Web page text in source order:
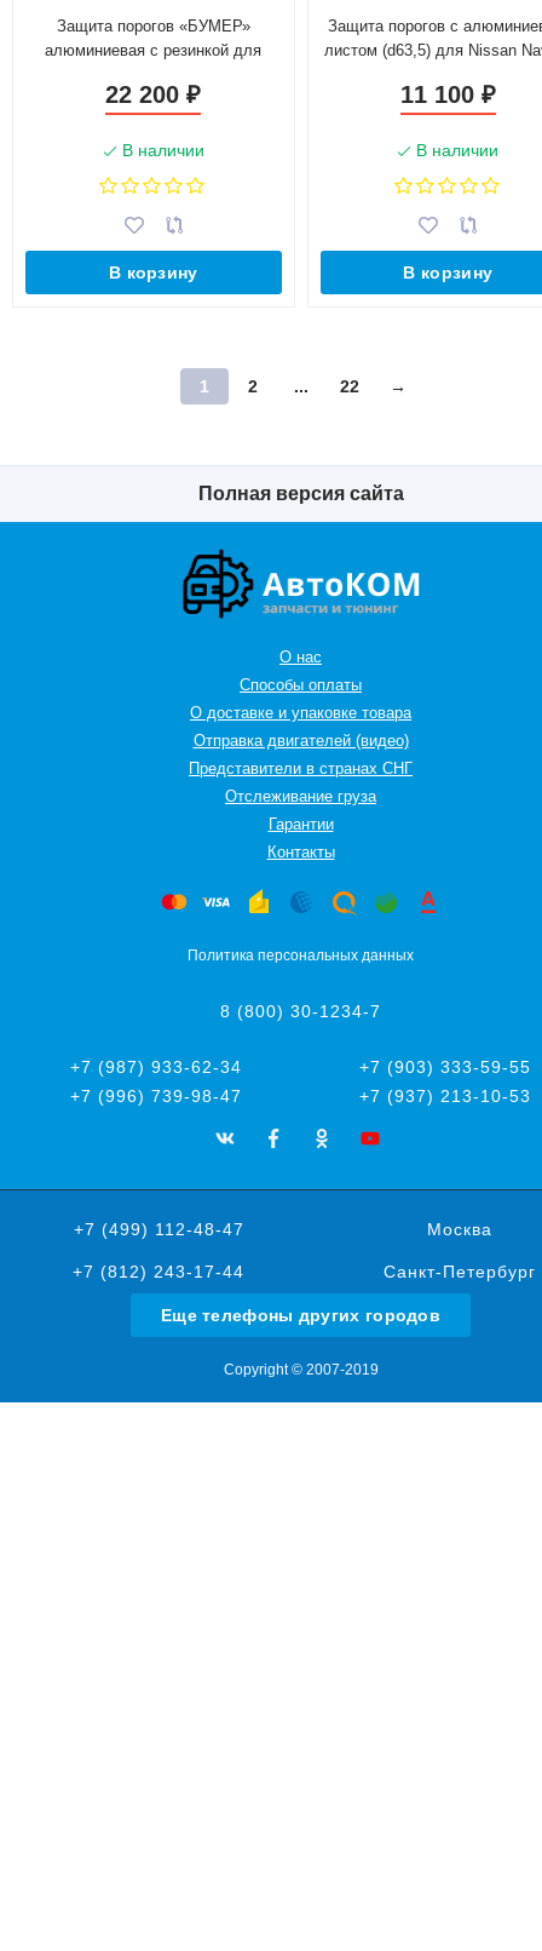
Защита порогов «БУМЕР»
алюминиевая с резинкой для
22 200₽
В наличии
В корзину
Защита порогов с
листом (d63,5) для Nissan
11 100 ₽
В наличии
В корзину
1 2 ... 22 →
Полная версия сайта
О нас
Способы оплаты
О доставке и упаковке товара
Отправка двигателей (видео)
Представители в странах СНГ
Oтслеживание груза
Гарантии
Контакты
Политика персональных данных
8 (800) 30-1234-7
+7 (987) 933-62-34
+7 (903) 333-59-55
+7 (996) 739-98-47
+7 (937) 213-10-53
+7 (499) 112-48-47 Москва
+7 (812) 243-17-44 Санкт-Петербург
Еще телефоны других городов
Copyright © 2007-2019